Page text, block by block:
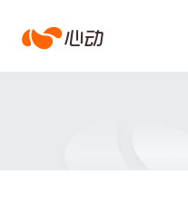
爱搜索结果